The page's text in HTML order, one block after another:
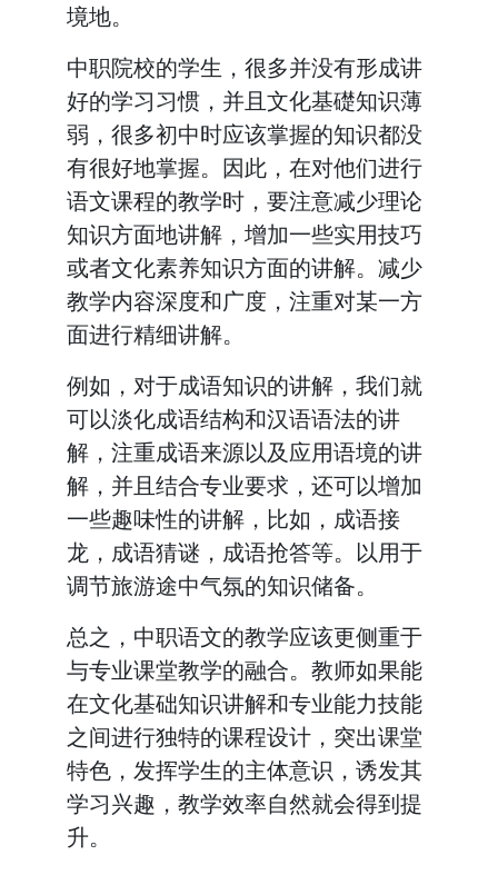
境地。
中职院校的学生，很多并没有形成讲
好的学习习惯，并且文化基礎知识薄
弱，很多初中时应该掌握的知识都没
有很好地掌握。因此，在对他们进行
语文课程的教学时，要注意减少理论
知识方面地讲解，增加一些实用技巧
或者文化素养知识方面的讲解。减少
教学内容深度和广度，注重对某一方
面进行精细讲解。
例如，对于成语知识的讲解，我们就
可以淡化成语结构和汉语语法的讲
解，注重成语来源以及应用语境的讲
解，并且结合专业要求，还可以增加
一些趣味性的讲解，比如，成语接
龙，成语猜谜，成语抢答等。以用于
调节旅游途中气氛的知识储备。
总之，中职语文的教学应该更侧重于
与专业课堂教学的融合。教师如果能
在文化基础知识讲解和专业能力技能
之间进行独特的课程设计，突出课堂
特色，发挥学生的主体意识，诱发其
学习兴趣，教学效率自然就会得到提
升。